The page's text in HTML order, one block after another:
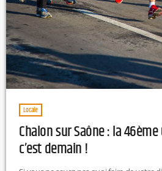
Locale
Chalon sur Saône : la
c’est demain !